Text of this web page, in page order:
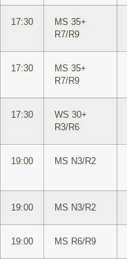
17:30
MS 35+
R7/R9
17:30
MS 35+
R7/R9
17:30
WS 30+
R3/R6
19:00 MS N3/R2
19:00 MS N3/R2
19:00 MS R6/R9